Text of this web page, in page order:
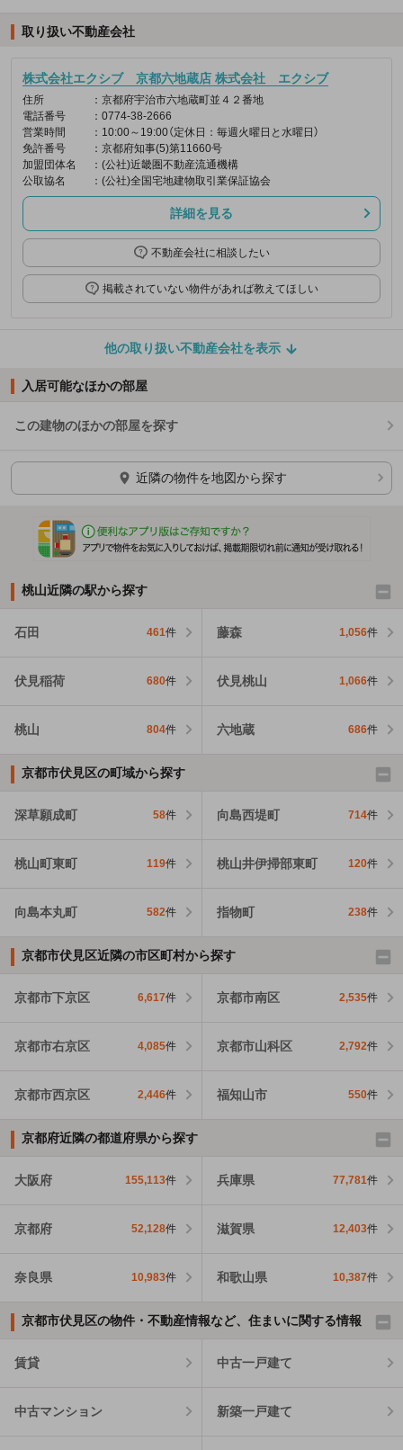
取り扱い不動産会社
株式会社エクシブ 京都六地蔵店 株式会社 エクシブ
住所
：京都府宇治市六地蔵町並４２番地
電話番号
：0774-38-2666
営業時間
：10:00～19:00（定休日：毎週火曜日と水曜日）
免許番号
：京都府知事(5)第11660号
加盟団体名
：(公社)近畿圏不動産流通機構
公取協名
：(公社)全国宅地建物取引業保証協会
詳細を見る
不動産会社に相談したい
掲載されていない物件があれば教えてほしい
他の取り扱い不動産会社を表示
入居可能なほかの部屋
この建物のほかの部屋を探す
ほかの部屋を検索中…
近隣の物件を地図から探す
桃山近隣の駅から探す
石田 461件 藤森 1,056件
伏見稲荷 680件 伏見桃山 1,066件
桃山 804件 六地蔵 686件
京都市伏見区の町域から探す
深草願成町 58件 向島西堤町 714件
桃山町東町 119件 桃山井伊掃部東町 120件
向島本丸町 582件 指物町 238件
京都市伏見区近隣の市区町村から探す
京都市下京区 6,617件 京都市南区 2,535件
京都市右京区 4,085件 京都市山科区 2,792件
京都市西京区 2,446件 福知山市 550件
京都府近隣の都道府県から探す
大阪府 155,113件 兵庫県 77,781件
京都府 52,128件 滋賀県 12,403件
奈良県 10,983件 和歌山県 10,387件
京都市伏見区の物件・不動産情報など、住まいに関する情報
賃貸 中古一戸建て
中古マンション 新築一戸建て